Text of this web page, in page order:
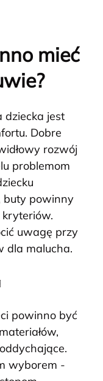
mieć
dziecka jest
Dobre
rozwój
problemom
buty powinny
kryteriów.
uwagę przy
dla malucha.
powinno być
wyborem -